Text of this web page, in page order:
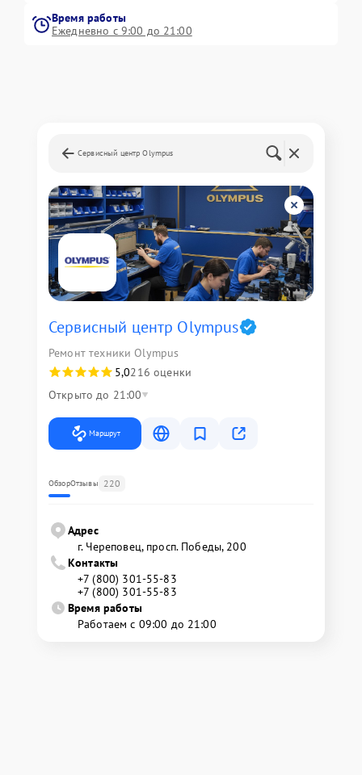
Время работы
Ежедневно с 9:00 до 21:00
Сервисный центр Olympus
Сервисный центр Olympus
Ремонт техники Olympus
5,0216 оценки
Открыто до 21:00
Маршрут
ОбзорОтзывы 220
Адрес
г. Череповец, просп. Победы, 200
Контакты
+7 (800) 301-55-83
+7 (800) 301-55-83
Время работы
Работаем с 09:00 до 21:00